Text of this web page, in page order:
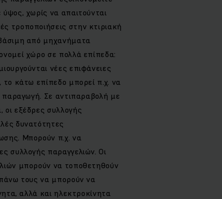
χωρίς να απαιτούνται
τροποποιήσεις στην κτιριακή
από μηχανήματα
χώρο σε πολλά επίπεδα:
νέες επιφάνειες
κάτω επίπεδο μπορεί π.χ. να
παραγωγή. Σε αντιπαραβολή με
εξέδρες συλλογής
δυνατότητες
Μπορούν π.χ. να
συλλογής παραγγελιών. Οι
μπορούν να τοποθετηθούν
τους να μπορούν να
αλλά και ηλεκτροκίνητα